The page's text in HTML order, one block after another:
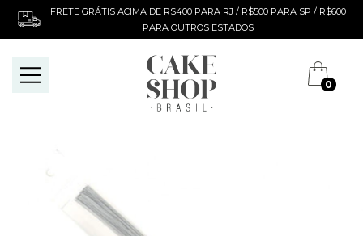
FRETE GRÁTIS ACIMA DE R$400 PARA RJ / R$500 PARA SP / R$600
PARA OUTROS ESTADOS
0